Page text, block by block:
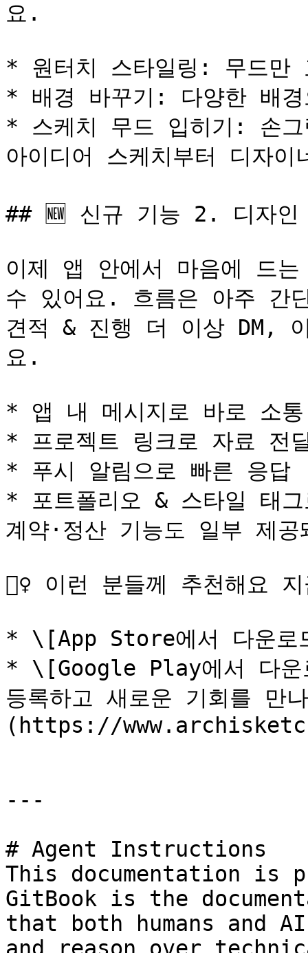
요.
* 원터치 스타일링: 무드만
* 배경 바꾸기: 다양한 배경
* 스케치 무드 입히기: 손그
아이디어 스케치부터 디자
## 🆕 신규 기능 2. 디자인
이제 앱 안에서 마음에 드
수 있어요. 흐름은 아주 간
견적 & 진행 더 이상 DM,
요.
* 앱 내 메시지로 바로 소통
* 프로젝트 링크로 자료 전
* 푸시 알림으로 빠른 응답
* 포트폴리오 & 스타일 태
계약·정산 기능도 일부 제
🙋‍♀️ 이런 분들께 추천해요
* \[App Store에서 다운로
* \[Google Play에서 다운
등록하고 새로운 기회를 만
(https://
---
# Agent Instructions
This documentation is
GitBook is the
that both humans and